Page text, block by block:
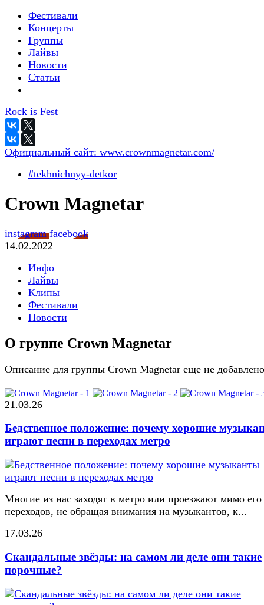
Фестивали
Концерты
Группы
Лайвы
Новости
Статьи
Rock is Fest
Официальный сайт: www.crownmagnetar.com/
#tekhnichnyy-detkor
Crown Magnetar
instagramfacebook
14.02.2022
Инфо
Лайвы
Клипы
Фестивали
Новости
О группе Crown Magnetar
Описание для группы Crown Magnetar еще не добавлено
21.03.26
Бедственное положение: почему хорошие
играют песни в переходах метро
Многие из нас заходят в метро или проезжают мимо его
переходов, не обращая внимания на музыкантов, к...
17.03.26
Скандальные звёзды: на самом ли деле они такие
порочные?